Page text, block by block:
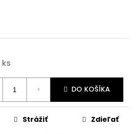
DO KOŠÍKA
Strážiť Zdieľať